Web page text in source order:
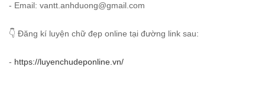
- Email: vantt.anhduong@gmail.com
👇 Đăng kí luyện chữ đẹp online tại đường link sau:
- https://luyenchudeponline.vn/